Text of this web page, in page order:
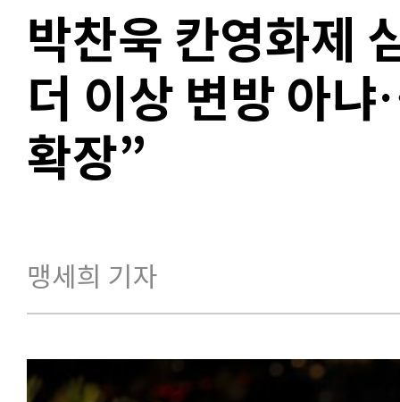
박찬욱 칸영화제
더 이상 변방 아
확장”
맹세희 기자